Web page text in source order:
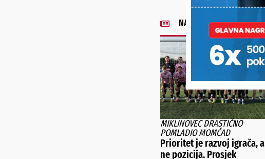
NAJNOVIJE VIJESTI
MIKLINOVEC DRASTIČNO
POMLADIO MOMČAD
Prioritet je razvoj igrača, a
ne pozicija. Prosjek